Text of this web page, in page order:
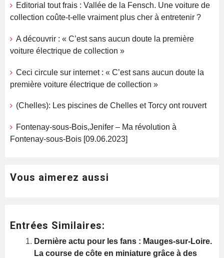
Editorial tout frais : Vallée de la Fensch. Une voiture de
collection coûte-t-elle vraiment plus cher à entretenir ?
A découvrir : « C’est sans aucun doute la première
voiture électrique de collection »
Ceci circule sur internet : « C’est sans aucun doute la
première voiture électrique de collection »
(Chelles): Les piscines de Chelles et Torcy ont rouvert
Fontenay-sous-Bois,Jenifer – Ma révolution à
Fontenay-sous-Bois [09.06.2023]
Vous aimerez aussi
Entrées Similaires:
Dernière actu pour les fans : Mauges-sur-Loire.
La course de côte en miniature grâce à des